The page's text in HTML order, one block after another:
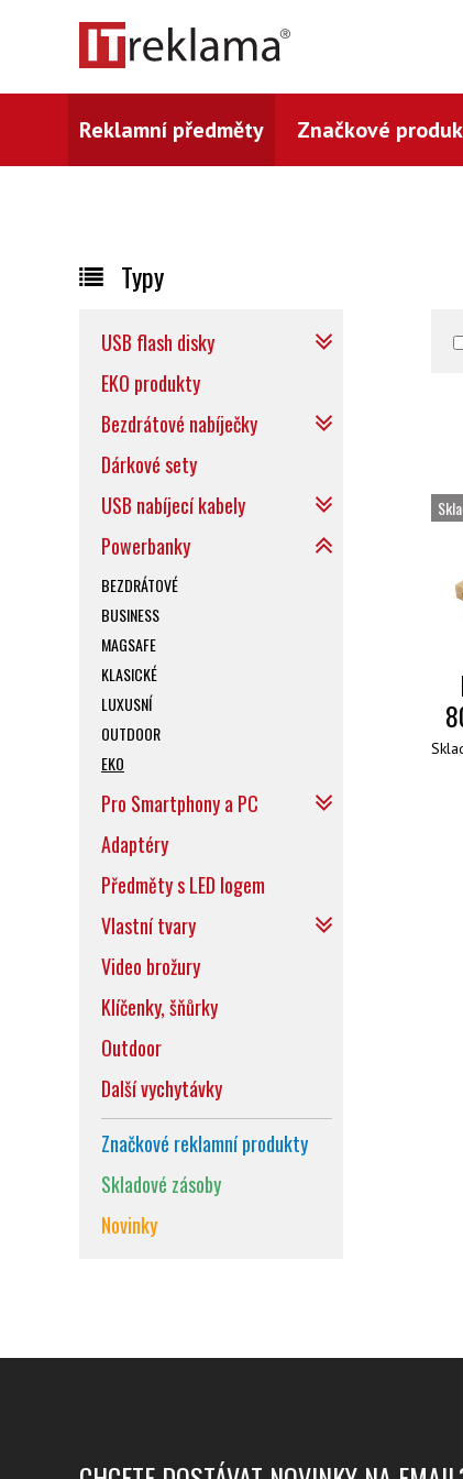
Reklamní předměty Značkové
Typy
USB flash disky
EKO produkty
Bezdrátové nabíječky
Dárkové sety
USB nabíjecí kabely
Powerbanky
BEZDRÁTOVÉ
BUSINESS
MAGSAFE
KLASICKÉ
LUXUSNÍ
OUTDOOR
EKO
Pro Smartphony a PC
Adaptéry
Předměty s LED logem
Vlastní tvary
Video brožury
Klíčenky, šňůrky
Outdoor
Další vychytávky
Značkové reklamní produkty
Skladové zásoby
Novinky